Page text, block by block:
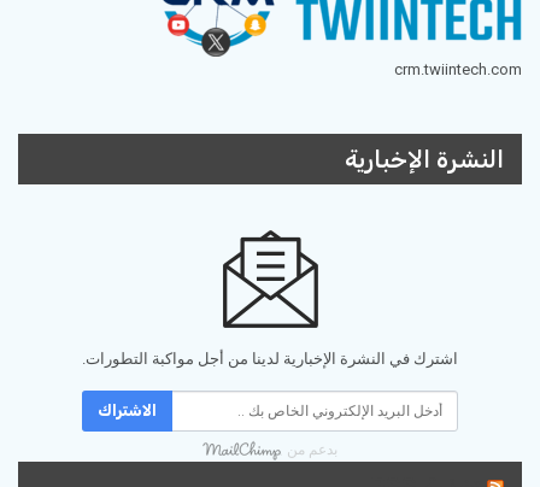
crm.twiintech.com
النشرة الإخبارية
اشترك في النشرة الإخبارية لدينا من أجل مواكبة التطورات.
الاشتراك
بدعم من